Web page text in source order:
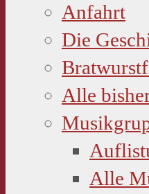
Anfahrt
Die
Alle
Alle